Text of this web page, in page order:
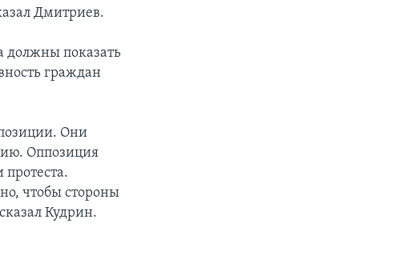
Дмитриев.
должны показать
граждан
Они
Оппозиция
протеста.
чтобы стороны
Кудрин.